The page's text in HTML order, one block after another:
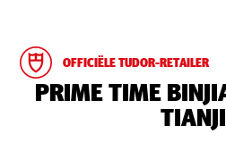
OFFICIËLE TUDOR-RETAILER
‭PRIME TIME